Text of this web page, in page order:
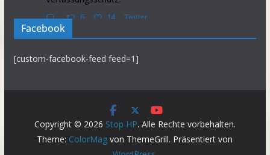
6 14 Twitter
37 aid organisations from operating in the Occupied
Palestinian Territory. This will further intensify
suffering in the Gaza Strip.
Demand the gov introduce sanctions on Israel NOW.
Facebook
[custom-facebook-feed feed=1]
Copyright © 2026 Stop HP. Alle Rechte vorbehalten.
Theme: ColorMag von ThemeGrill. Präsentiert von